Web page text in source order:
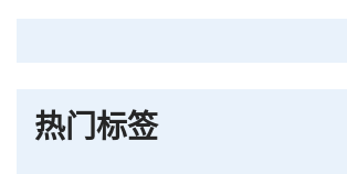
热门标签